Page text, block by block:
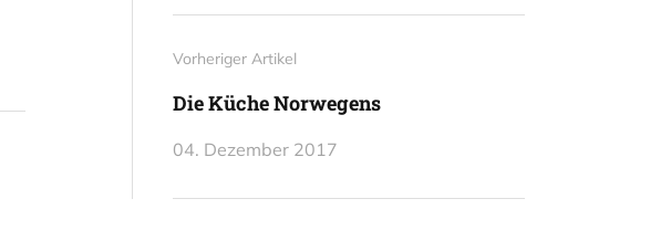
Vorheriger Artikel
Die Küche Norwegens
04. Dezember 2017